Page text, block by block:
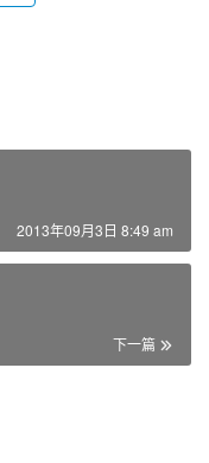
2013年09月3日 8:49 am
下一篇